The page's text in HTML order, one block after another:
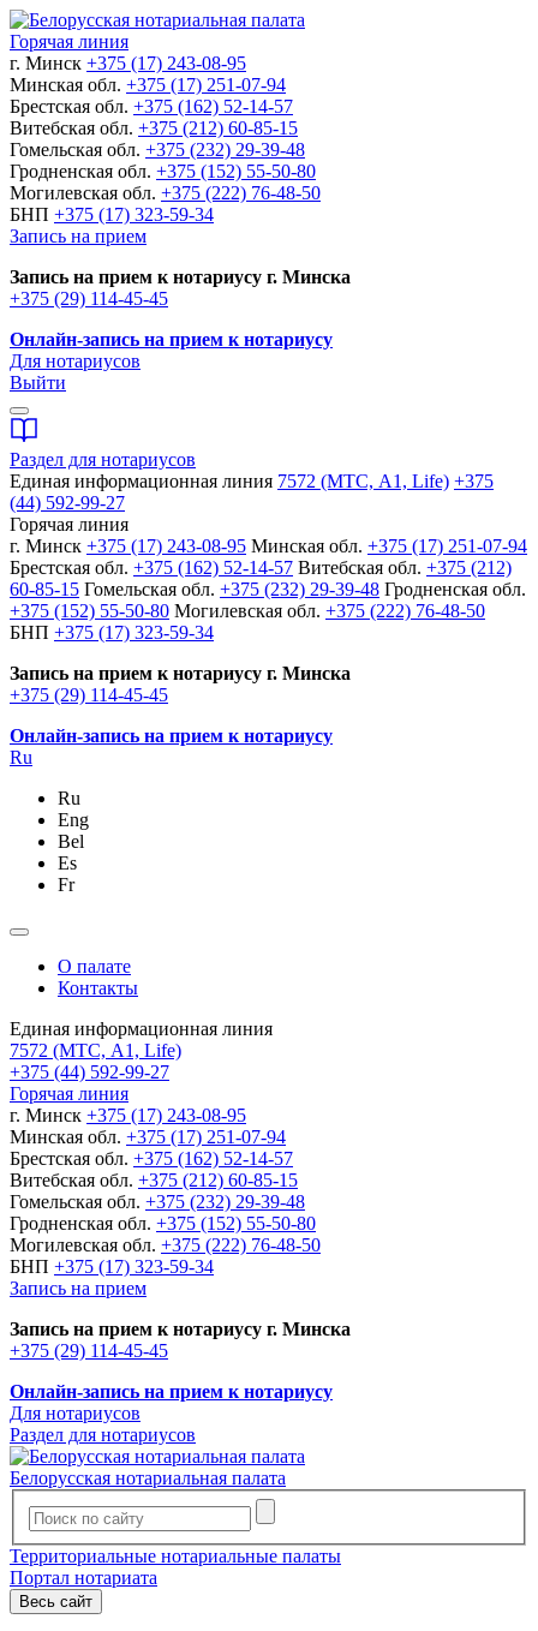
Горячая линия
г. Минск +375 (17) 243-08-95
Минская обл. +375 (17) 251-07-94
Брестская обл. +375 (162) 52-14-57
Витебская обл. +375 (212) 60-85-15
Гомельская обл. +375 (232) 29-39-48
Гродненская обл. +375 (152) 55-50-80
Могилевская обл. +375 (222) 76-48-50
БНП +375 (17) 323-59-34
Запись на прием
Запись на прием к нотариусу г. Минска
+375 (29) 114-45-45
Онлайн-запись на прием к нотариусу
Для нотариусов
Выйти
Раздел для нотариусов
Единая информационная линия 7572 (МТС, A1, Life) +375
(44) 592-99-27
Горячая линия
г. Минск +375 (17) 243-08-95 Минская обл. +375 (17) 251-07-94
Брестская обл. +375 (162) 52-14-57 Витебская обл. +375 (212)
60-85-15 Гомельская обл. +375 (232) 29-39-48 Гродненская обл.
+375 (152) 55-50-80 Могилевская обл. +375 (222) 76-48-50
БНП +375 (17) 323-59-34
Запись на прием к нотариусу г. Минска
+375 (29) 114-45-45
Онлайн-запись на прием к нотариусу
Ru
Ru
Eng
Bel
Es
Fr
О палате
Контакты
Единая информационная линия
7572 (МТС, A1, Life)
+375 (44) 592-99-27
Горячая линия
г. Минск +375 (17) 243-08-95
Минская обл. +375 (17) 251-07-94
Брестская обл. +375 (162) 52-14-57
Витебская обл. +375 (212) 60-85-15
Гомельская обл. +375 (232) 29-39-48
Гродненская обл. +375 (152) 55-50-80
Могилевская обл. +375 (222) 76-48-50
БНП +375 (17) 323-59-34
Запись на прием
Запись на прием к нотариусу г. Минска
+375 (29) 114-45-45
Онлайн-запись на прием к нотариусу
Для нотариусов
Раздел для нотариусов
Белорусская нотариальная палата
Территориальные нотариальные палаты
Портал нотариата
Весь сайт